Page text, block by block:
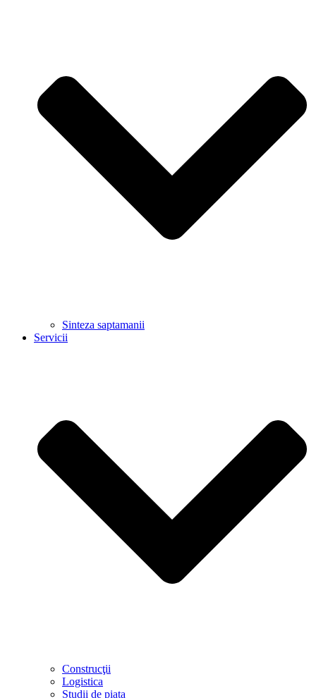
Sinteza saptamanii
Servicii
Construcţii
Logistica
Studii de piata